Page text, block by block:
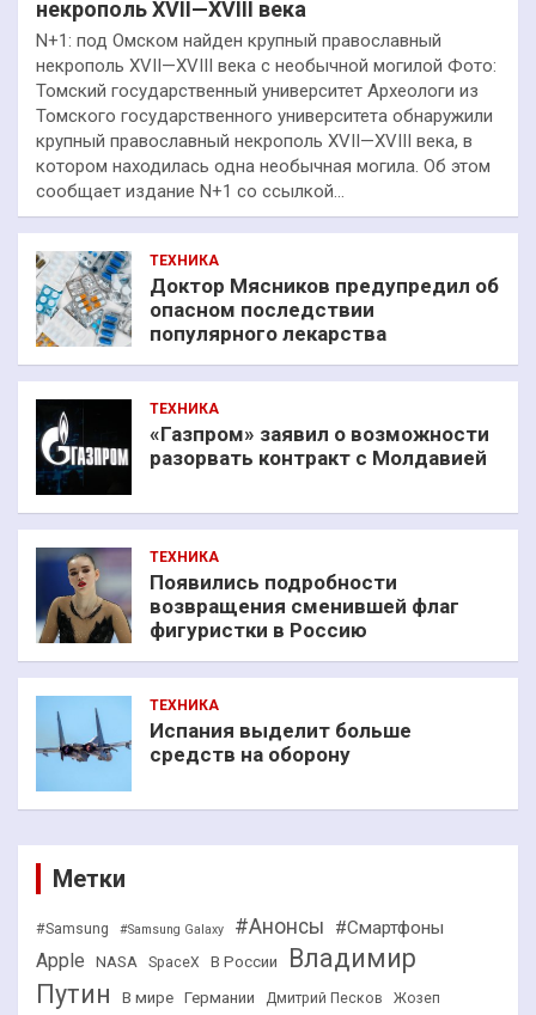
некрополь XVII—XVIII века
N+1: под Омском найден крупный православный
некрополь XVII—XVIII века с необычной могилой Фото:
Томский государственный университет Археологи из
Томского государственного университета обнаружили
крупный православный некрополь XVII—XVIII века, в
котором находилась одна необычная могила. Об этом
сообщает издание N+1 со ссылкой…
ТЕХНИКА
Доктор Мясников предупредил об
опасном последствии
популярного лекарства
ТЕХНИКА
«Газпром» заявил о возможности
разорвать контракт с Молдавией
ТЕХНИКА
Появились подробности
возвращения сменившей флаг
фигуристки в Россию
ТЕХНИКА
Испания выделит больше
средств на оборону
Метки
#Samsung #Samsung Galaxy #Анонсы #Смартфоны
Apple NASA SpaceX В России
Владимир
Путин
В мире Германии Дмитрий Песков
Жозеп